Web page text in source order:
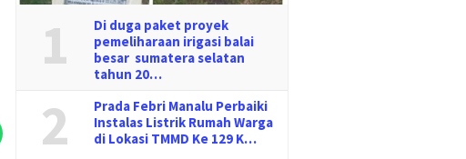
1
Di duga paket proyek
pemeliharaan irigasi balai
besar sumatera selatan
tahun 20…
2
Prada Febri Manalu Perbaiki
Instalas Listrik Rumah Warga
di Lokasi TMMD Ke 129 K…